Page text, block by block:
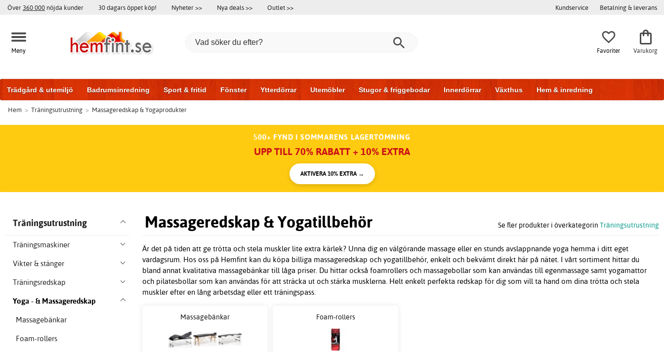
Över 360 000 nöjda kunder 30 dagars öppet köp! Nyheter >> Nya deals >> Outlet >> Kundservice Betalning & leverans
Meny Favoriter Varukorg
Trädgård & utemiljö Badrumsinredning Sport & fritid Fönster Ytterdörrar Utemöbler Stugor & friggebodar Innerdörrar Växthus Hem & inredning
Badrumsmöbler Träningsutrustning Garageportar
Hem > Träningsutrustning > Massageredskap & Yogaprodukter
500+ FYND I SOMMARENS LAGERTÖMNING
UPP TILL 70% RABATT + 10% EXTRA
AKTIVERA 10% EXTRA →
Massageredskap & Yogatillbehör Se fler produkter i överkategorin Träningsutrustning
Är det på tiden att ge trötta och stela muskler lite extra kärlek? Unna dig en välgörande massage eller en stunds avslappnande yoga hemma i ditt eget
vardagsrum. Hos oss på Hemfint kan du köpa billiga massageredskap och yogatillbehör, enkelt och bekvämt direkt här på nätet. I vårt sortiment hittar du
bland annat kvalitativa massagebänkar till låga priser. Du hittar också foamrollers och massagebollar som kan användas till egenmassage samt yogamattor
och pilatesbollar som kan användas för att sträcka ut och stärka musklerna. Helt enkelt perfekta redskap för dig som vill ta hand om dina trötta och stela
muskler efter en lång arbetsdag eller ett träningspass.
Träningsutrustning
Träningsmaskiner
Vikter & stänger
Träningsredskap
Yoga - & Massageredskap
Massagebänkar
Foam-rollers
Massagebänkar Foam-rollers